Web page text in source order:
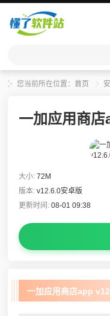
您当前所在位置：首页
一加应用商
大小: 72M
版本: v12.6.0安卓版
更新时间: 08-01 09:38
一加应用商店app